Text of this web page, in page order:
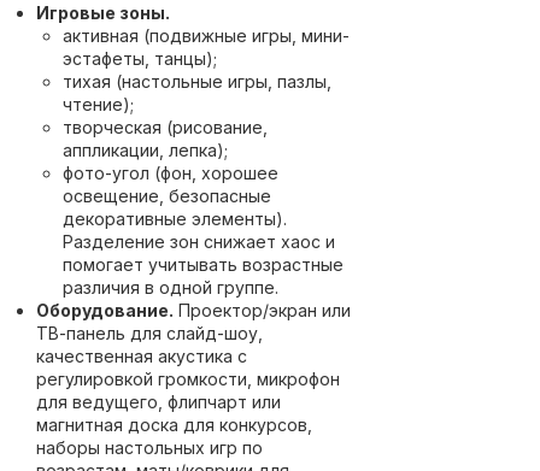
Игровые зоны.
активная (подвижные игры, мини-
эстафеты, танцы);
тихая (настольные игры, пазлы,
чтение);
творческая (рисование,
аппликации, лепка);
фото-угол (фон, хорошее
освещение, безопасные
декоративные элементы).
Разделение зон снижает хаос и
помогает учитывать возрастные
различия в одной группе.
Оборудование. Проектор/экран или
ТВ-панель для слайд-шоу,
качественная акустика с
регулировкой громкости, микрофон
для ведущего, флипчарт или
магнитная доска для конкурсов,
наборы настольных игр по